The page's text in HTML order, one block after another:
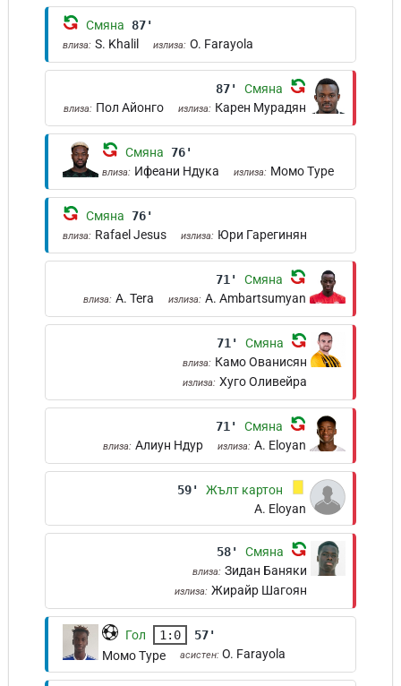
Смяна 87'
влиза: S. Khalil излиза: O. Farayola
87' Смяна
влиза: Пол Айонго излиза: Карен Мурадян
Смяна 76'
влиза: Ифеани Ндука излиза: Момо Туре
Смяна 76'
влиза: Rafael Jesus излиза: Юри Гарегинян
71' Смяна
влиза: A. Tera излиза: A. Ambartsumyan
71' Смяна
влиза: Камо Ованисян
излиза: Хуго Оливейра
71' Смяна
влиза: Алиун Ндур излиза: A. Eloyan
59'
Жълт картон
A. Eloyan
58' Смяна
влиза: Зидан Баняки
излиза: Жирайр Шагоян
Гол 1:0
57'
Момо Туре
асистен: O. Farayola